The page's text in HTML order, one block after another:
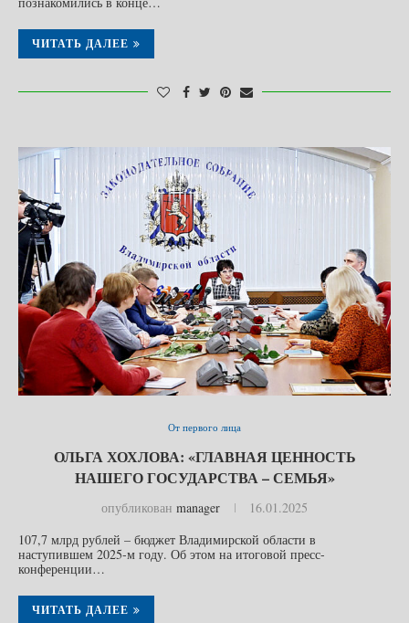
ЧИТАТЬ ДАЛЕЕ
От первого лица
ОЛЬГА ХОХЛОВА: «ГЛАВНАЯ ЦЕННОСТЬ
НАШЕГО ГОСУДАРСТВА – СЕМЬЯ»
опубликован manager
16.01.2025
107,7 млрд рублей – бюджет Владимирской области в
наступившем 2025-м году. Об этом на итоговой пресс-
конференции…
ЧИТАТЬ ДАЛЕЕ